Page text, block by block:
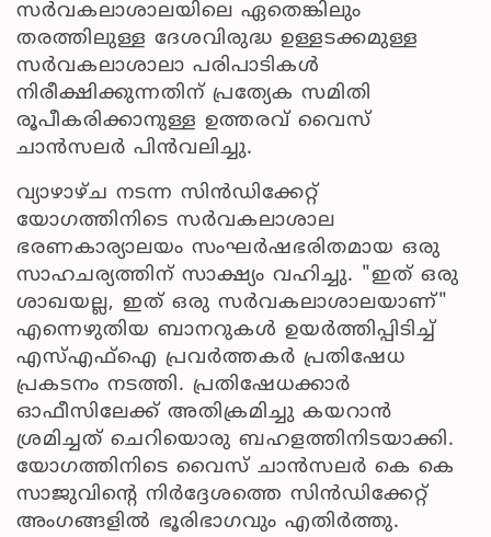
സർവകലാശാലയിലെ ഏതെങ്കിലും
തരത്തിലുള്ള ദേശവിരുദ്ധ ഉള്ളടക്കമുള്ള
സർവകലാശാലാ പരിപാടികൾ
നിരീക്ഷിക്കുന്നതിന് പ്രത്യേക സമിതി
രൂപീകരിക്കാനുള്ള ഉത്തരവ് വൈസ്
ചാൻസലർ പിൻവലിച്ചു.
വ്യാഴാഴ്ച നടന്ന സിൻഡിക്കേറ്റ്
യോഗത്തിനിടെ സർവകലാശാല
ഭരണകാര്യാലയം സംഘർഷഭരിതമായ ഒരു
സാഹചര്യത്തിന് സാക്ഷ്യം വഹിച്ചു. "ഇത് ഒരു
ശാഖയല്ല, ഇത് ഒരു സർവകലാശാലയാണ്"
എന്നെഴുതിയ ബാനറുകൾ ഉയർത്തിപ്പിടിച്ച്
എസ്‌എഫ്‌ഐ പ്രവർത്തകർ പ്രതിഷേധ
പ്രകടനം നടത്തി. പ്രതിഷേധക്കാർ
ഓഫീസിലേക്ക് അതിക്രമിച്ചു കയറാൻ
ശ്രമിച്ചത് ചെറിയൊരു ബഹളത്തിനിടയാക്കി.
യോഗത്തിനിടെ വൈസ് ചാൻസലർ കെ കെ
സാജുവിന്റെ നിർദ്ദേശത്തെ സിൻഡിക്കേറ്റ്
അംഗങ്ങളിൽ ഭൂരിഭാഗവും എതിർത്തു.